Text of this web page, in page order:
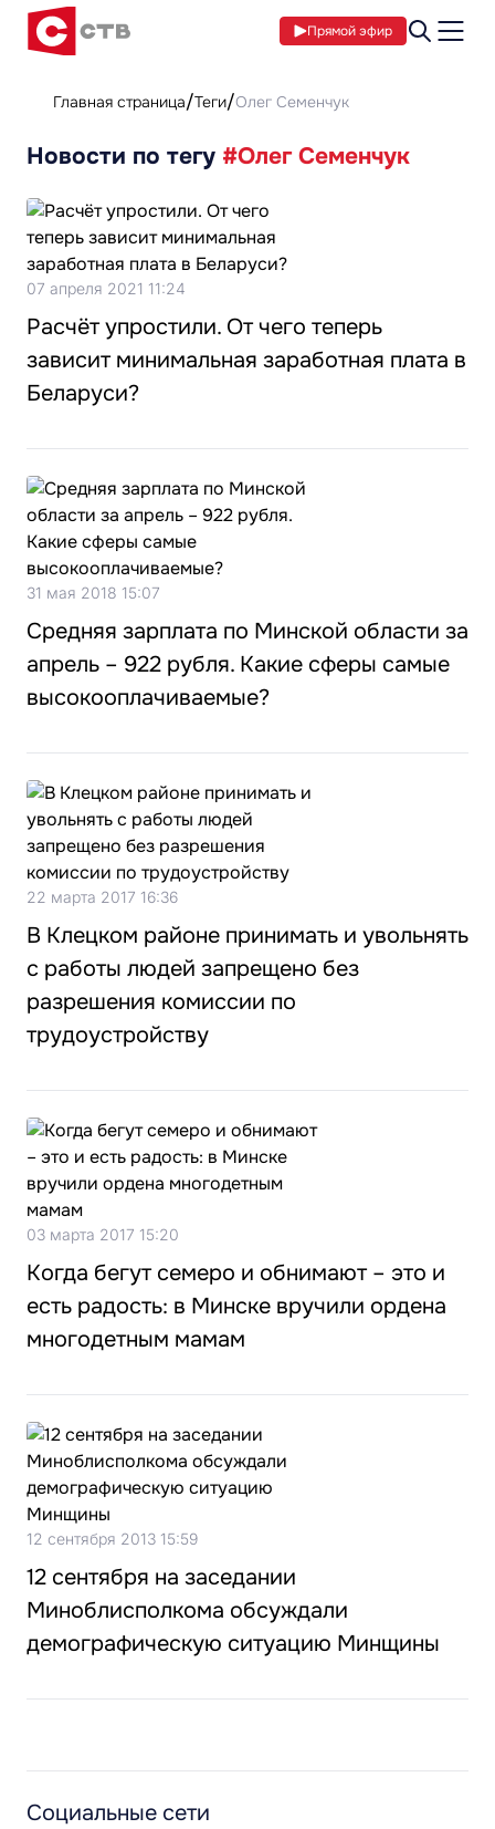
Прямой эфир
Главная страница Теги Олег Семенчук
Новости по тегу #Олег Семенчук
07 апреля 2021 11:24
Расчёт упростили. От чего теперь
зависит минимальная заработная плата в
Беларуси?
31 мая 2018 15:07
Средняя зарплата по Минской области за
апрель – 922 рубля. Какие сферы самые
высокооплачиваемые?
22 марта 2017 16:36
В Клецком районе принимать и увольнять
с работы людей запрещено без
разрешения комиссии по
трудоустройству
03 марта 2017 15:20
Когда бегут семеро и обнимают – это и
есть радость: в Минске вручили ордена
многодетным мамам
12 сентября 2013 15:59
12 сентября на заседании
Миноблисполкома обсуждали
демографическую ситуацию Минщины
Социальные сети